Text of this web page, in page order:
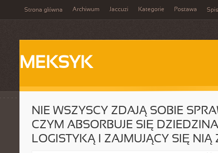
Strona główna Archiwum Jaccuzi Kategorie Postawa
MEKSYK
NIE WSZYSCY ZDAJĄ SOBIE
CZYM ABSORBUJE SIĘ
LOGISTYKĄ I ZAJMUJĄCY SIĘ